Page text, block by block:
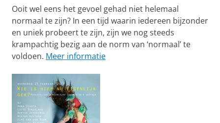
Ooit wel eens het gevoel gehad niet helemaal
normaal te zijn? In een tijd waarin iedereen bijzonder
en uniek probeert te zijn, zijn we nog steeds
krampachtig bezig aan de norm van ‘normaal’ te
voldoen. Meer informatie